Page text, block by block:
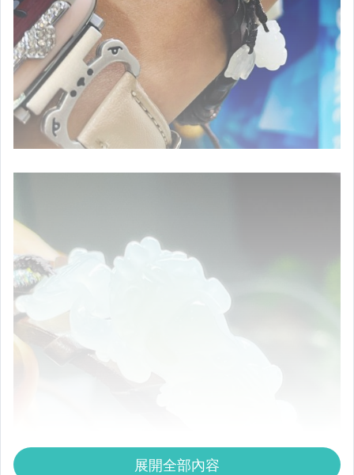
展開全部內容